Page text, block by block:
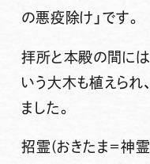
の悪疫除け」です。
拝所と本殿の間には
いう大木も植えら
ました。
招霊(おきたま＝神